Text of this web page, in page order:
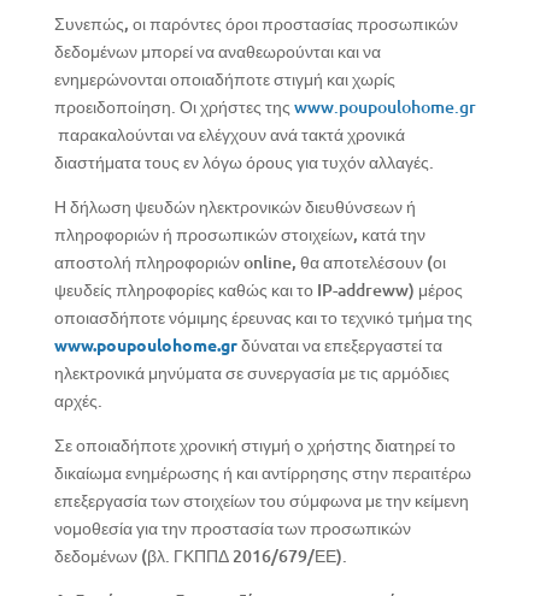
Συνεπώς, οι παρόντες όροι προστασίας προσωπικών
δεδομένων μπορεί να αναθεωρούνται και να
ενημερώνονται οποιαδήποτε στιγμή και χωρίς
προειδοποίηση. Οι χρήστες της www.poupoulohome.gr
παρακαλούνται να ελέγχουν ανά τακτά χρονικά
διαστήματα τους εν λόγω όρους για τυχόν αλλαγές.
Η δήλωση ψευδών ηλεκτρονικών διευθύνσεων ή
πληροφοριών ή προσωπικών στοιχείων, κατά την
αποστολή πληροφοριών online, θα αποτελέσουν (οι
ψευδείς πληροφορίες καθώς και το IP-addreww) μέρος
οποιασδήποτε νόμιμης έρευνας και το τεχνικό τμήμα της
www.poupoulohome.grδύναται να επεξεργαστεί τα
ηλεκτρονικά μηνύματα σε συνεργασία με τις αρμόδιες
αρχές.
Σε οποιαδήποτε χρονική στιγμή ο χρήστης διατηρεί το
δικαίωμα ενημέρωσης ή και αντίρρησης στην περαιτέρω
επεξεργασία των στοιχείων του σύμφωνα με την κείμενη
νομοθεσία για την προστασία των προσωπικών
δεδομένων (βλ. ΓΚΠΠΔ 2016/679/ΕΕ).